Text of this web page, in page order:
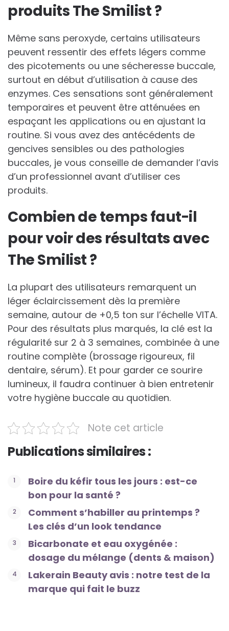
produits The Smilist ?
Même sans peroxyde, certains utilisateurs
peuvent ressentir des effets légers comme
des picotements ou une sécheresse buccale,
surtout en début d’utilisation à cause des
enzymes. Ces sensations sont généralement
temporaires et peuvent être atténuées en
espaçant les applications ou en ajustant la
routine. Si vous avez des antécédents de
gencives sensibles ou des pathologies
buccales, je vous conseille de demander l’avis
d’un professionnel avant d’utiliser ces
produits.
Combien de temps faut-il
pour voir des résultats avec
The Smilist ?
La plupart des utilisateurs remarquent un
léger éclaircissement dès la première
semaine, autour de +0,5 ton sur l’échelle VITA.
Pour des résultats plus marqués, la clé est la
régularité sur 2 à 3 semaines, combinée à une
routine complète (brossage rigoureux, fil
dentaire, sérum). Et pour garder ce sourire
lumineux, il faudra continuer à bien entretenir
votre hygiène buccale au quotidien.
Note cet article
Publications similaires :
Boire du kéfir tous les jours : est-ce
bon pour la santé ?
Comment s’habiller au printemps ?
Les clés d’un look tendance
Bicarbonate et eau oxygénée :
dosage du mélange (dents & maison)
Lakerain Beauty avis : notre test de la
marque qui fait le buzz